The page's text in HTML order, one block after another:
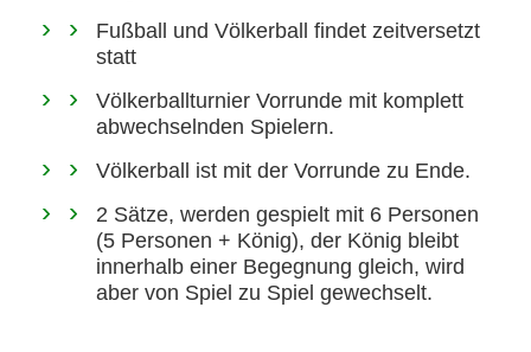
Fußball und Völkerball findet zeitversetzt
statt
Völkerballturnier Vorrunde mit komplett
abwechselnden Spielern.
Völkerball ist mit der Vorrunde zu Ende.
2 Sätze, werden gespielt mit 6 Personen
(5 Personen + König), der König bleibt
innerhalb einer Begegnung gleich, wird
aber von Spiel zu Spiel gewechselt.